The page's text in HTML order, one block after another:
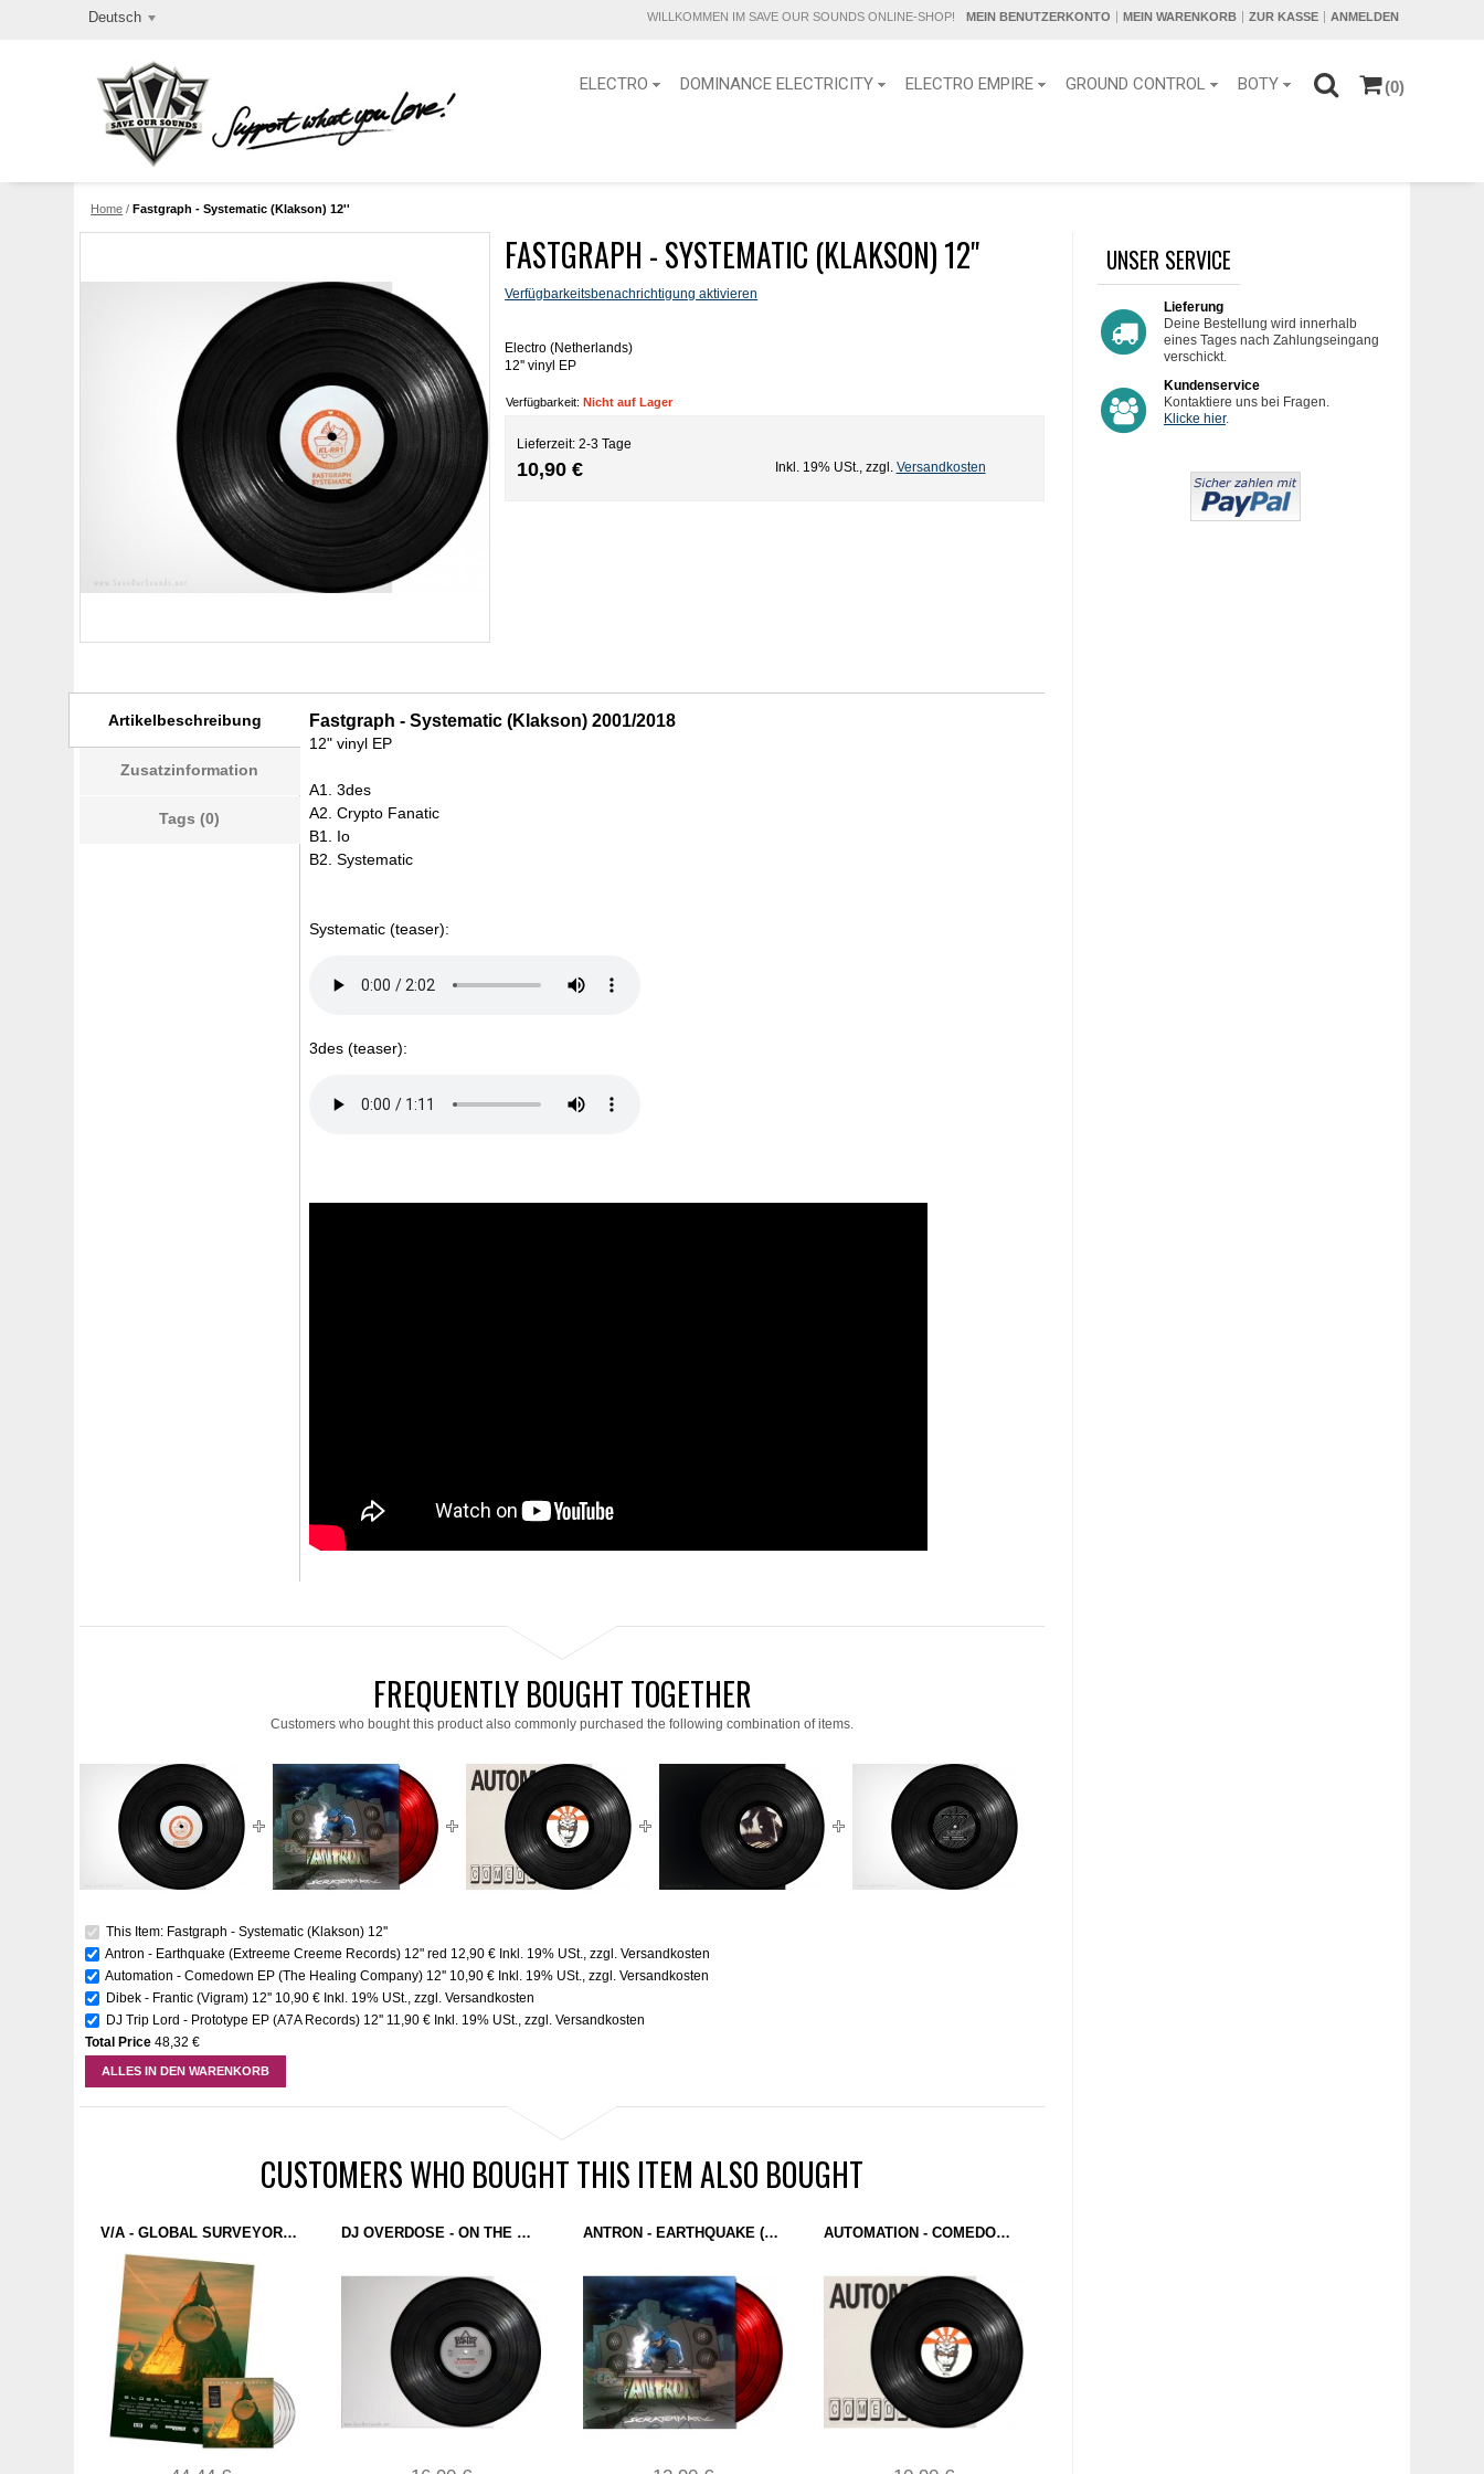
Deutsch WILLKOMMEN IM SAVE OUR SOUNDS ONLINE-SHOP! MEIN BENUTZERKONTO MEIN WARENKORB ZUR KASSE ANMELDEN
ELECTRO DOMINANCE ELECTRICITY ELECTRO EMPIRE GROUND CONTROL BOTY (0)
Home /Fastgraph - Systematic (Klakson) 12''
FASTGRAPH - SYSTEMATIC (KLAKSON) 12''
Verfügbarkeitsbenachrichtigung aktivieren
Electro (Netherlands)
12'' vinyl EP
Verfügbarkeit:Nicht auf Lager
Lieferzeit: 2-3 Tage
10,90 € Inkl. 19% USt. zzgl. Versandkosten
Artikelbeschreibung
Zusatzinformation
Tags (0)
Fastgraph - Systematic (Klakson) 2001/2018
12" vinyl EP
A1. 3des
A2. Crypto Fanatic
B1. Io
B2. Systematic
Systematic (teaser):
3des (teaser):
FREQUENTLY BOUGHT TOGETHER
Customers who bought this product also commonly purchased the following combination of items.
This Item: Fastgraph - Systematic (Klakson) 12''
Antron - Earthquake (Extreeme Creeme Records) 12" red 12,90 € Inkl. 19% USt.,zzgl.Versandkosten
Automation - Comedown EP (The Healing Company) 12'' 10,90 € Inkl. 19% USt.,zzgl.Versandkosten
Dibek - Frantic (Vigram) 12'' 10,90 € Inkl. 19% USt.,zzgl.Versandkosten
DJ Trip Lord - Prototype EP (A7A Records) 12'' 11,90 € Inkl. 19% USt.,zzgl.Versandkosten
Total Price 48,32 €
ALLES IN DEN WARENKORB
CUSTOMERS WHO BOUGHT THIS ITEM ALSO BOUGHT
V/A - GLOBAL SURVEYOR: PHASE 4 (DOMINANCE ELECTRICITY) 4X12" CLEAR + MEGA POSTER DJ OVERDOSE - ON THE SILVER GLOBE (ELECTRO EMPIRE) 12" ANTRON - EARTHQUAKE (EXTREEME CREEME RECORDS) 12" RED AUTOMATION - COMEDOWN EP (THE HEALING COMPANY) 12''
UNSER SERVICE
Lieferung
Deine Bestellung wird innerhalb
eines Tages nach Zahlungseingang
verschickt.
Kundenservice
Kontaktiere uns bei Fragen.
Klicke hier.